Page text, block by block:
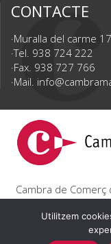
CONTACTE
Muralla del carme
Tel. 938 724 222
Fax. 938 727 766
Mail.
Cambra de
Avís Legal
Utilitzem